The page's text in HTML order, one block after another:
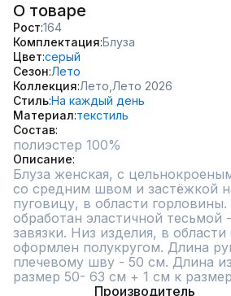
О товаре
Рост 164
Комплектация Блуза
Цвет серый
Сезон Лето
Коллекция Лето, Лето 2026
СтильНа каждый день
Материал текстиль
Состав
полиэстер 100%
Описание
Блуза женская, с
со средним швом и застёжкой
пуговицу, в области
обработан эластичной тесьмой
завязки. Низ изделия, в
оформлен полукругом. Длина
плечевому шву - 50 см. Длина
размер 50- 63 см + 1 см к
Производитель